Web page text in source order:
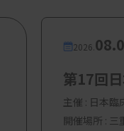
2026.
第17回
主催 : 日本臨
開催場所 : 三